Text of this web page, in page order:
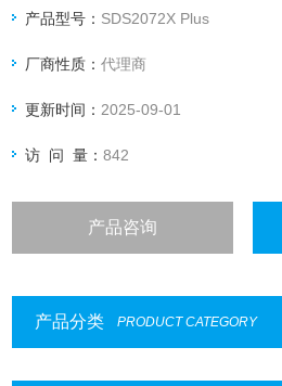
产品型号： SDS2072X Plus
厂商性质：代理商
更新时间： 2025-09-01
访 问 量：842
产品咨询
产品分类 PRODUCT CATEGORY